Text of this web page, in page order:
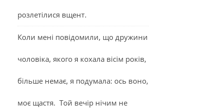
розлетілися вщент.
Коли мені повідомили, що дружини
чоловіка, якого я кохала вісім років,
більше немає, я подумала: ось воно,
моє щастя. Той вечір нічим не